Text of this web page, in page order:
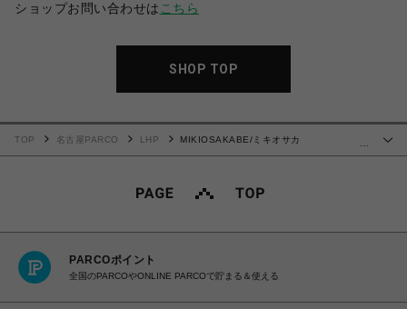
ショップお問い合わせは こちら
SHOP TOP
…
TOP 名古屋PARCO LHP
MIKIOSAKABE/ミキオサカ
PARCOポイント
全国のPARCOやONLINE PARCOで貯まる＆使える